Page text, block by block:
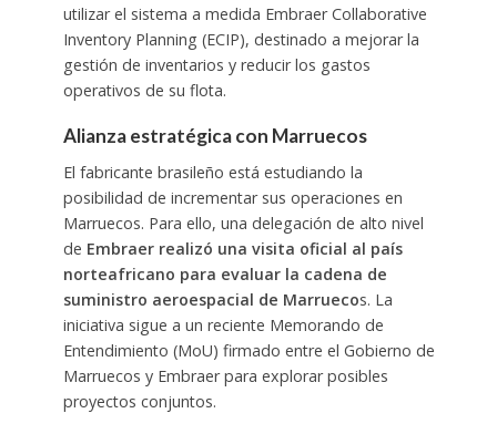
utilizar el sistema a medida Embraer Collaborative
Inventory Planning (ECIP), destinado a mejorar la
gestión de inventarios y reducir los gastos
operativos de su flota.
Alianza estratégica con Marruecos
El fabricante brasileño está estudiando la
posibilidad de incrementar sus operaciones en
Marruecos. Para ello, una delegación de alto nivel
de Embraer realizó una visita oficial al país
norteafricano para evaluar la cadena de
suministro aeroespacial de Marruecos. La
iniciativa sigue a un reciente Memorando de
Entendimiento (MoU) firmado entre el Gobierno de
Marruecos y Embraer para explorar posibles
proyectos conjuntos.